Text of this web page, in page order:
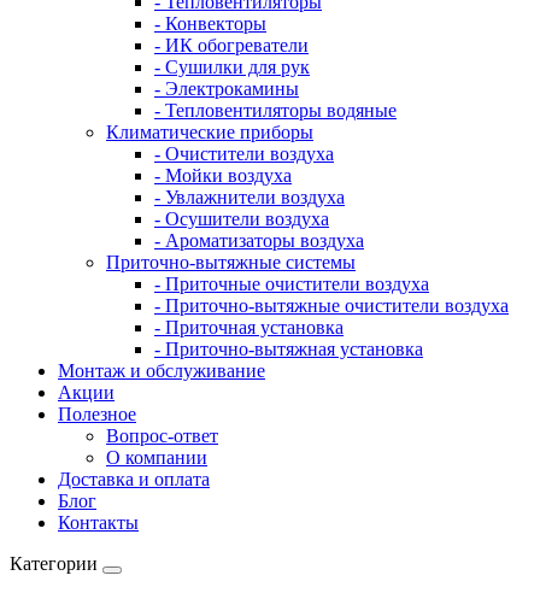
- Конвекторы
- ИК обогреватели
- Сушилки для рук
- Электрокамины
- Тепловентиляторы водяные
Климатические приборы
- Очистители воздуха
- Мойки воздуха
- Увлажнители воздуха
- Осушители воздуха
- Ароматизаторы воздуха
Приточно-вытяжные системы
- Приточные очистители воздуха
- Приточно-вытяжные очистители воздуха
- Приточная установка
- Приточно-вытяжная установка
Монтаж и обслуживание
Акции
Полезное
Вопрос-ответ
О компании
Доставка и оплата
Блог
Контакты
Категории